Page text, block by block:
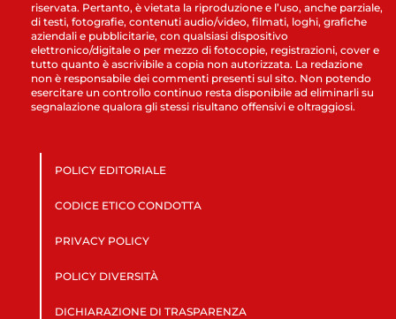
riservata. Pertanto, è vietata la riproduzione e l’uso, anche parziale,
di testi, fotografie, contenuti audio/video, filmati, loghi, grafiche
aziendali e pubblicitarie, con qualsiasi dispositivo
elettronico/digitale o per mezzo di fotocopie, registrazioni, cover e
tutto quanto è ascrivibile a copia non autorizzata. La redazione
non è responsabile dei commenti presenti sul sito. Non potendo
esercitare un controllo continuo resta disponibile ad eliminarli su
segnalazione qualora gli stessi risultano offensivi e oltraggiosi.
POLICY EDITORIALE
CODICE ETICO CONDOTTA
PRIVACY POLICY
POLICY DIVERSITÀ
DICHIARAZIONE DI TRASPARENZA